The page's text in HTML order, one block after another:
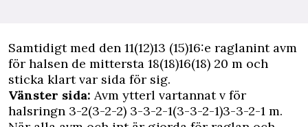
Samtidigt med den 11(12)13 (15)16:e raglanint avm
för halsen de mittersta 18(18)16(18) 20 m och
sticka klart var sida för sig.
Vänster sida: Avm ytterl vartannat v för
halsringn 3-2(3-2-2) 3-3-2-1(3-3-2-1)3-3-2-1 m.